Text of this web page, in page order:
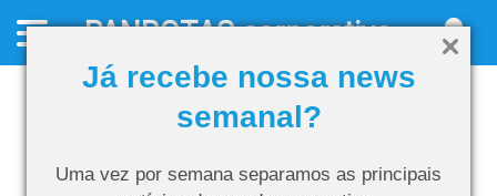
Já recebe nossa news
semanal?
Uma vez por semana separamos as principais
PANROTAScorporativo